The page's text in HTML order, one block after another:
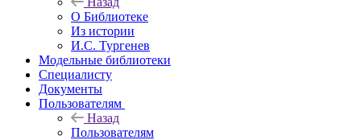
О Библиотеке
Из истории
И.С. Тургенев
Модельные библиотеки
Специалисту
Документы
Пользователям
Назад
Пользователям